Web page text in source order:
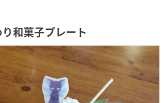
和菓子プレート